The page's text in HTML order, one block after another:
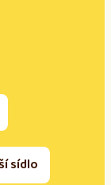
sídlo